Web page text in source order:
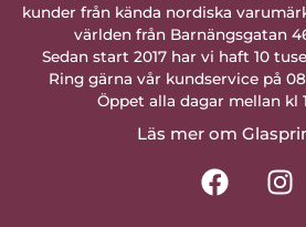
kunder från kända nordiska
världen från Barnängsgatan
Sedan start 2017 har vi haft 10
Ring gärna vår kundservice på
Öppet alla dagar mellan kl
Läs mer om
F
a
I
n